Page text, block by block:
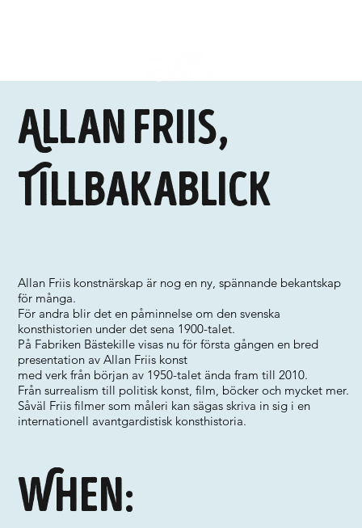
Allan Friis,
Tillbakablick
Allan Friis konstnärskap är nog en ny, spännande bekantskap
för många.
För andra blir det en påminnelse om den svenska
konsthistorien under det sena 1900-talet.
På Fabriken Bästekille visas nu för första gången en bred
presentation av Allan Friis konst
med verk från början av 1950-talet ända fram till 2010.
Från surrealism till politisk konst, film, böcker och mycket mer.
Såväl Friis filmer som måleri kan sägas skriva in sig i en
internationell avantgardistisk konsthistoria.
When: